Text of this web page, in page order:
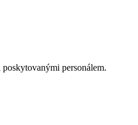
personálem.